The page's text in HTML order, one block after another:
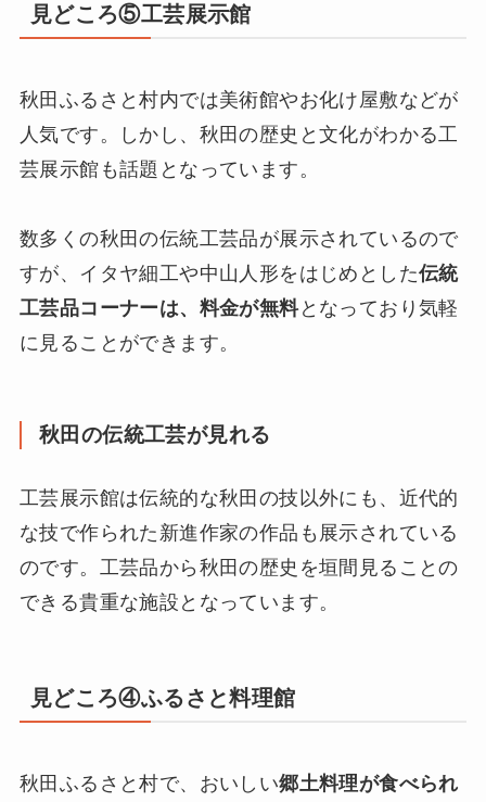
見どころ⑤工芸展示館
秋田ふるさと村内では美術館やお化け屋敷などが
人気です。しかし、秋田の歴史と文化がわかる工
芸展示館も話題となっています。
数多くの秋田の伝統工芸品が展示されているので
すが、イタヤ細工や中山人形をはじめとした伝統
工芸品コーナーは、料金が無料となっており気軽
に見ることができます。
秋田の伝統工芸が見れる
工芸展示館は伝統的な秋田の技以外にも、近代的
な技で作られた新進作家の作品も展示されている
のです。工芸品から秋田の歴史を垣間見ることの
できる貴重な施設となっています。
見どころ④ふるさと料理館
秋田ふるさと村で、おいしい郷土料理が食べられ